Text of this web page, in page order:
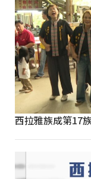
西拉雅族成第17